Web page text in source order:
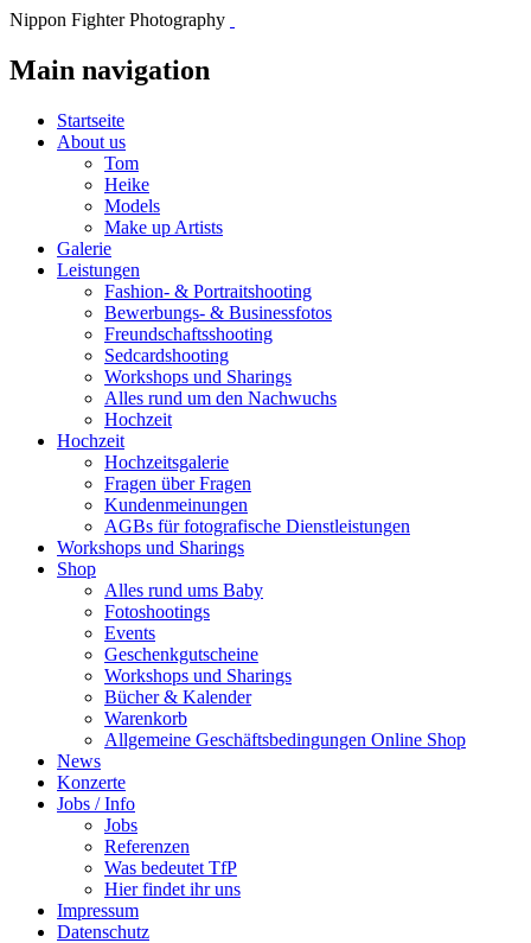
Nippon Fighter Photography
Main navigation
Startseite
About us
Tom
Heike
Models
Make up Artists
Galerie
Leistungen
Fashion- & Portraitshooting
Bewerbungs- & Businessfotos
Freundschaftsshooting
Sedcardshooting
Workshops und Sharings
Alles rund um den Nachwuchs
Hochzeit
Hochzeit
Hochzeitsgalerie
Fragen über Fragen
Kundenmeinungen
AGBs für fotografische Dienstleistungen
Workshops und Sharings
Shop
Alles rund ums Baby
Fotoshootings
Events
Geschenkgutscheine
Workshops und Sharings
Bücher & Kalender
Warenkorb
Allgemeine Geschäftsbedingungen Online Shop
News
Konzerte
Jobs / Info
Jobs
Referenzen
Was bedeutet TfP
Hier findet ihr uns
Impressum
Datenschutz